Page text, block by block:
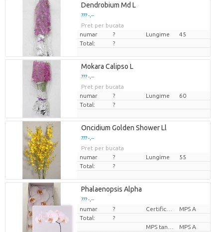
Dendrobium Md L
??? -,--
Pret per bucata
numar
? Lungime
45
Total:
?
Mokara Calipso L
??? -,--
Pret per bucata
numar
? Lungime
60
Total:
?
Oncidium Golden Shower Ll
??? -,--
Pret per bucata
numar
? Lungime
55
Total:
?
Phalaenopsis Alpha
??? -,--
Pret per bucata
numar ?
MPS A
Total:
?
MPS A